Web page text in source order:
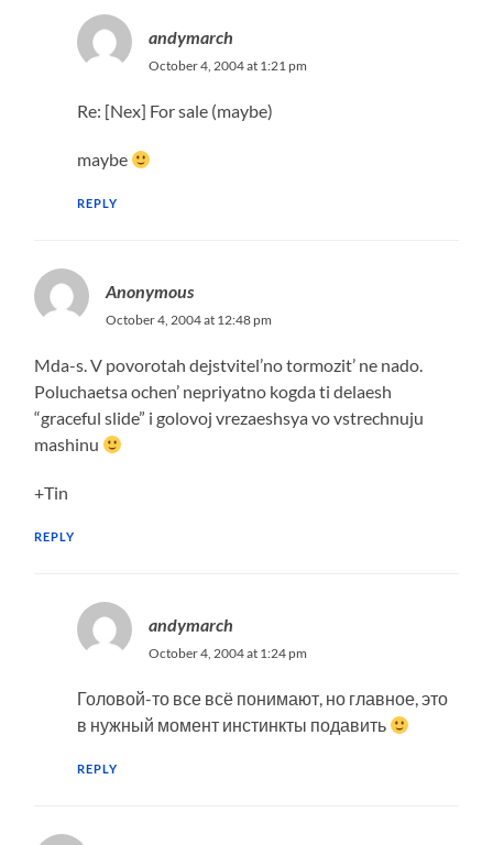
andymarch
October 4, 2004 at 1:21 pm
Re: [Nex] For sale (maybe)
maybe
REPLY
Anonymous
October 4, 2004 at 12:48 pm
Mda-s. V povorotah dejstvitel’no tormozit’ ne nado.
Poluchaetsa ochen’ nepriyatno kogda ti delaesh
“graceful slide” i golovoj vrezaeshsya vo vstrechnuju
mashinu
+Tin
REPLY
andymarch
October 4, 2004 at 1:24 pm
Головой-то все всё понимают, но главное, это
в нужный момент инстинкты подавить
REPLY